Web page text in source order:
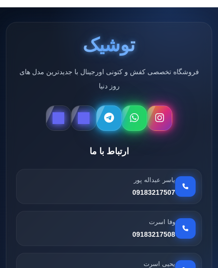
توشیک
فروشگاه تخصصی کفش و کتونی اورجینال با جدیدترین مدل های
روز دنیا
ارتباط با ما
یاسر عبداله پور
09183217507
وفا اسرت
09183217508
یحیی اسرت